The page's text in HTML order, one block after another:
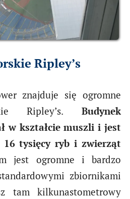
Ripley’s
znajduje się ogromne
Ripley’s.Budynek
w kształcie muszli i jest
16 tysięcy ryb i zwierząt
jest ogromne i bardzo
zbiornikami
tam kilkunastometrowy